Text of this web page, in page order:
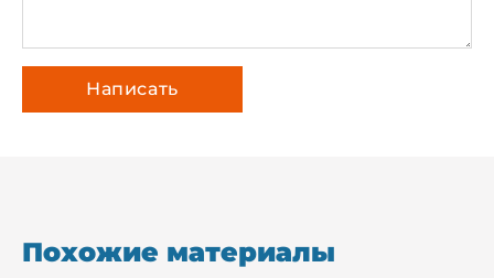
Похожие материалы